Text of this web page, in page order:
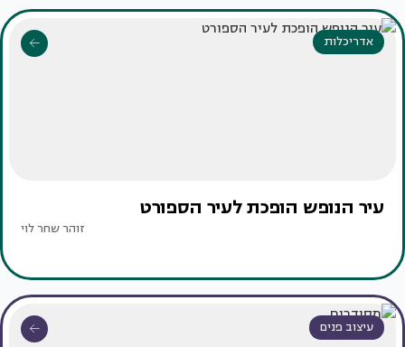
אדריכלות
עיר הנופש הופכת לעיר הספורט
זוהר שחר לוי
עיצוב פנים